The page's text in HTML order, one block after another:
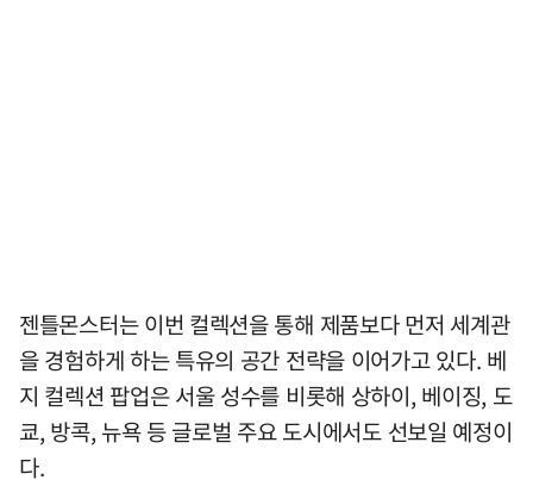
젠틀몬스터는 이번 컬렉션을 통해 제품보다 먼저 세계관
을 경험하게 하는 특유의 공간 전략을 이어가고 있다. 베
지 컬렉션 팝업은 서울 성수를 비롯해 상하이, 베이징, 도
쿄, 방콕, 뉴욕 등 글로벌 주요 도시에서도 선보일 예정이
다.